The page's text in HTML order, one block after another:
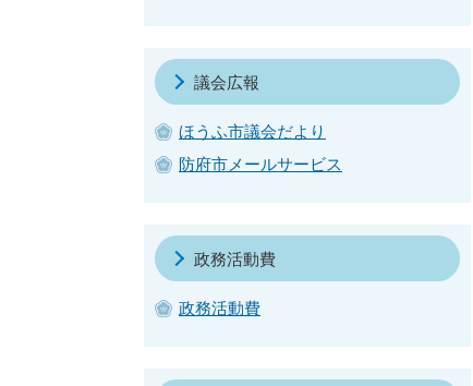
議会広報
ほうふ市議会だより
防府市メールサービス
政務活動費
政務活動費